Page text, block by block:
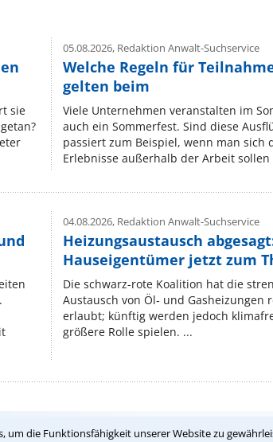
um die Funktionsfähigkeit unserer Website zu
sie
05.08.2026,Redaktion Anwalt-Suchservice
Welche Regeln für
gelten beim
Viele Unternehmen veranstalten im
auch ein Sommerfest. Sind diese
passiert zum Beispiel, wenn man sich
Erlebnisse außerhalb der Arbeit
04.08.2026,Redaktion Anwalt-Suchservice
Heizungsaustausch
Hauseigentümer jetzt zum
Die schwarz-rote Koalition hat die
Austausch von Öl‑ und
erlaubt; künftig werden jedoch
größere Rolle spielen. ...
Dein Rechtswissen